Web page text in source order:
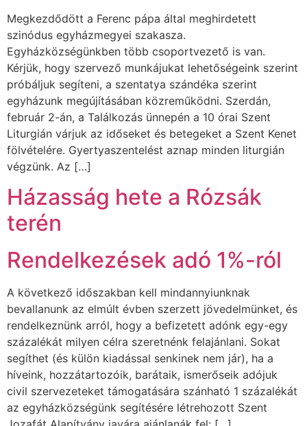
Megkezdődött a Ferenc pápa által meghirdetett
szinódus egyházmegyei szakasza.
Egyházközségünkben több csoportvezető is van.
Kérjük, hogy szervező munkájukat lehetőségeink szerint
próbáljuk segíteni, a szentatya szándéka szerint
egyházunk megújításában közreműködni. Szerdán,
február 2-án, a Találkozás ünnepén a 10 órai Szent
Liturgián várjuk az időseket és betegeket a Szent Kenet
fölvételére. Gyertyaszentelést aznap minden liturgián
végzünk. Az […]
Házasság hete a Rózsák
terén
Rendelkezések adó 1%-ról
A következő időszakban kell mindannyiunknak
bevallanunk az elmúlt évben szerzett jövedelmünket, és
rendelkeznünk arról, hogy a befizetett adónk egy-egy
százalékát milyen célra szeretnénk felajánlani. Sokat
segíthet (és külön kiadással senkinek nem jár), ha a
híveink, hozzátartozóik, barátaik, ismerőseik adójuk
civil szervezeteket támogatására szánható 1 százalékát
az egyházközségünk segítésére létrehozott Szent